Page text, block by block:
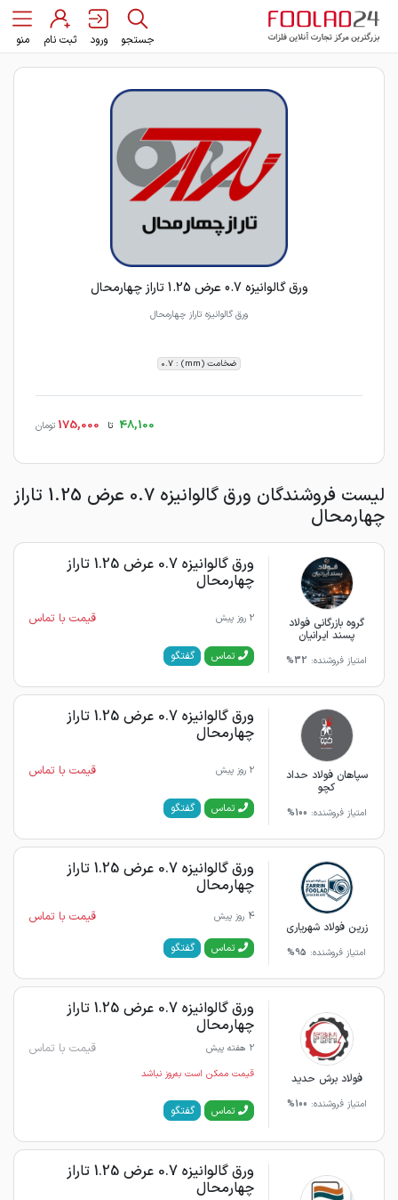
جستجو ورود ثبت نام منو
ورق گالوانیزه 0.7 عرض 1.25 تاراز چهارمحال
ورق گالوانیزه تاراز چهارمحال
ضخامت (mm) : 0.7
48,100 تا 175,000 تومان
لیست فروشندگان ورق گالوانیزه 0.7 عرض 1.25 تاراز
چهارمحال
گروه بازرگانی فولاد
پسند ایرانیان
امتیاز فروشنده: 32%
ورق گالوانیزه 0.7 عرض 1.25 تاراز
چهارمحال
2 روز پیش قیمت با تماس
تماس گفتگو
سپاهان فولاد حداد
کچو
امتیاز فروشنده: 100%
ورق گالوانیزه 0.7 عرض 1.25 تاراز
چهارمحال
2 روز پیش قیمت با تماس
تماس گفتگو
زرین فولاد شهریاری
امتیاز فروشنده: 95%
ورق گالوانیزه 0.7 عرض 1.25 تاراز
چهارمحال
4 روز پیش قیمت با تماس
تماس گفتگو
فولاد برش حدید
امتیاز فروشنده: 100%
ورق گالوانیزه 0.7 عرض 1.25 تاراز
چهارمحال
2 هفته پیش قیمت با تماس
قیمت ممکن است به‌روز نباشد
تماس گفتگو
ورق گالوانیزه 0.7 عرض 1.25 تاراز
چهارمحال